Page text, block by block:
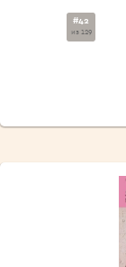
#42
из 129